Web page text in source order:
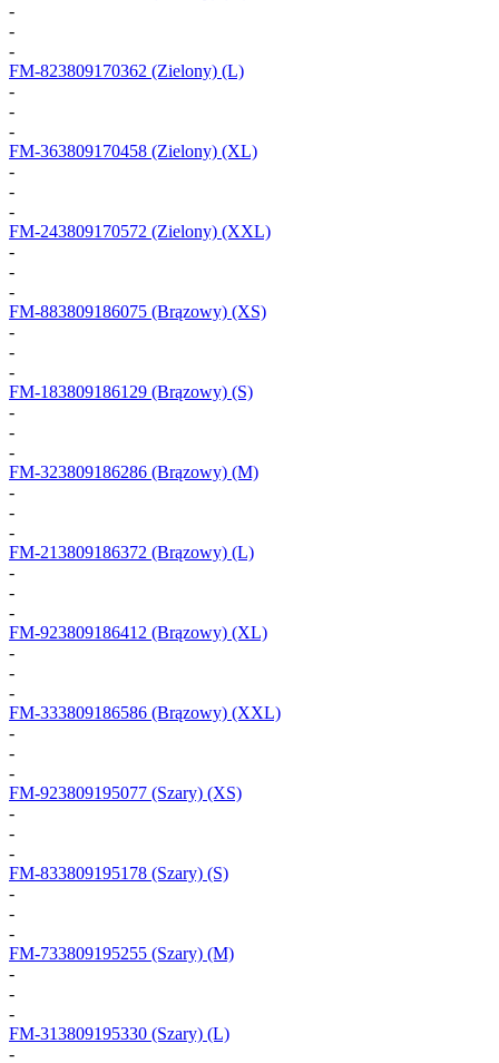
-
-
-
FM-823809170362 (Zielony) (L)
-
-
-
FM-363809170458 (Zielony) (XL)
-
-
-
FM-243809170572 (Zielony) (XXL)
-
-
-
FM-883809186075 (Brązowy) (XS)
-
-
-
FM-183809186129 (Brązowy) (S)
-
-
-
FM-323809186286 (Brązowy) (M)
-
-
-
FM-213809186372 (Brązowy) (L)
-
-
-
FM-923809186412 (Brązowy) (XL)
-
-
-
FM-333809186586 (Brązowy) (XXL)
-
-
-
FM-923809195077 (Szary) (XS)
-
-
-
FM-833809195178 (Szary) (S)
-
-
-
FM-733809195255 (Szary) (M)
-
-
-
FM-313809195330 (Szary) (L)
-